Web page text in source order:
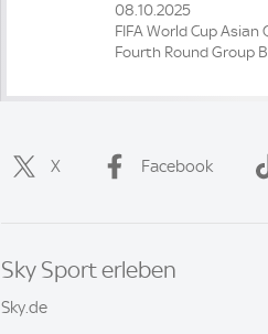
08.10.2025
FIFA World Cup Asian
Fourth Round Group B
X Facebook
Sky Sport erleben
Sky.de